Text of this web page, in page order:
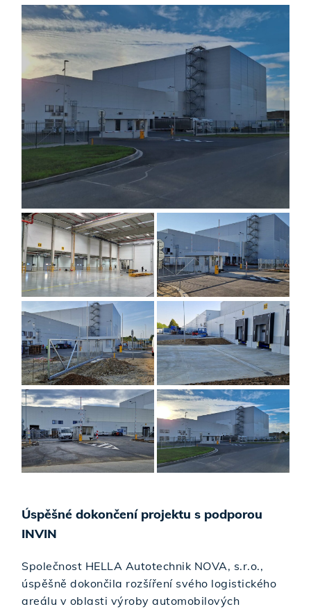
Úspěšné dokončení projektu s podporou
INVIN
Společnost HELLA Autotechnik NOVA, s.r.o.,
úspěšně dokončila rozšíření svého logistického
areálu v oblasti výroby automobilových